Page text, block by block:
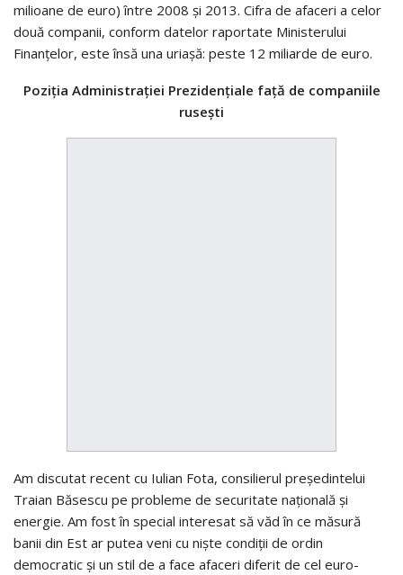
milioane de euro) între 2008 şi 2013. Cifra de afaceri a celor
două companii, conform datelor raportate Ministerului
Finanţelor, este însă una uriaşă: peste 12 miliarde de euro.
Poziţia Administraţiei Prezidenţiale faţă de companiile
ruseşti
Am discutat recent cu Iulian Fota, consilierul preşedintelui
Traian Băsescu pe probleme de securitate naţională şi
energie. Am fost în special interesat să văd în ce măsură
banii din Est ar putea veni cu nişte condiţii de ordin
democratic şi un stil de a face afaceri diferit de cel euro-